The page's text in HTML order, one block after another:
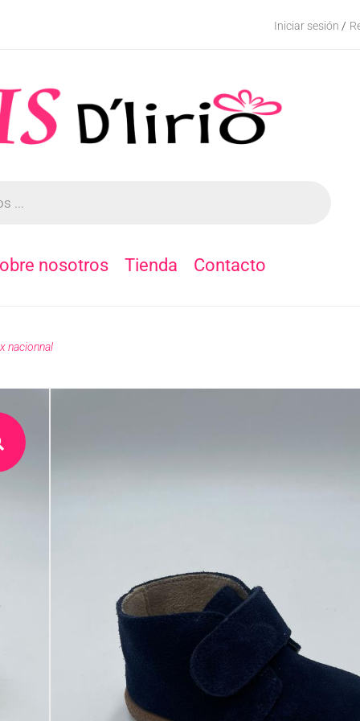
Iniciar sesión /
nosotros Tienda Contacto
nacionnal
SKU: 47130
Niño/Niña Zapatos de vestir niño